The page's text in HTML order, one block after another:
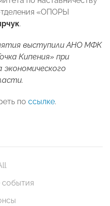
«ОПОРЫ
.
выступили АНО МФК
Кипения» при
по ссылке.
события